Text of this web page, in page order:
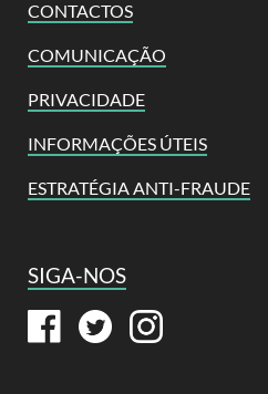
CONTACTOS
COMUNICAÇÃO
PRIVACIDADE
INFORMAÇÕES ÚTEIS
ESTRATÉGIA ANTI-FRAUDE
SIGA-NOS